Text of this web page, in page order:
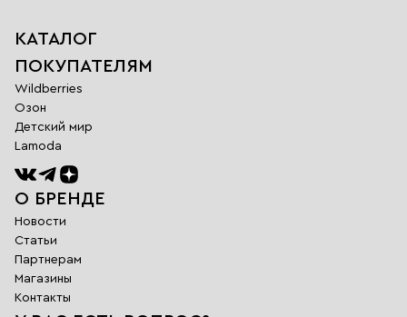
КАТАЛОГ
ПОКУПАТЕЛЯМ
Wildberries
Озон
Детский мир
Lamoda
О БРЕНДЕ
Новости
Статьи
Партнерам
Магазины
Контакты
Обратная
связь